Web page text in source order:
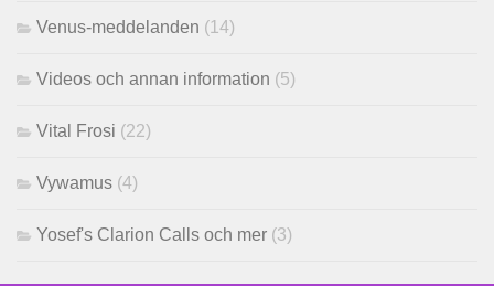
Venus-meddelanden (14)
Videos och annan information (5)
Vital Frosi (22)
Vywamus (4)
Yosef's Clarion Calls och mer (3)